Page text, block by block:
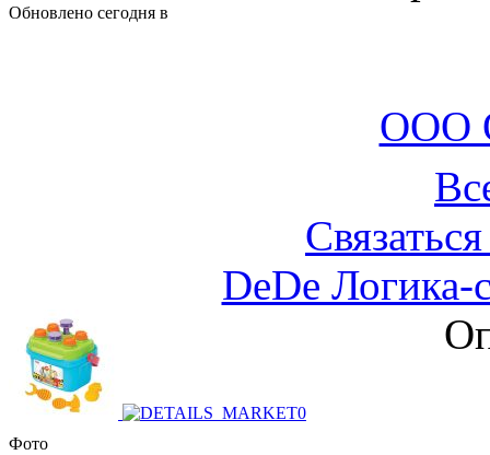
Обновлено сегодня в
ООО
DeDe Логика-
Фото